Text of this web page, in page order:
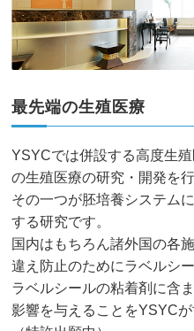
最先端の生殖医療
YSYCでは併設する高度生
の生殖医療の研究・開発を
その一つが胚培養システム
する研究です。
国内はもちろん諸外国の各
違え防止のためにラベルシ
ラベルシールの粘着剤に含
影響を与えることをYSYC